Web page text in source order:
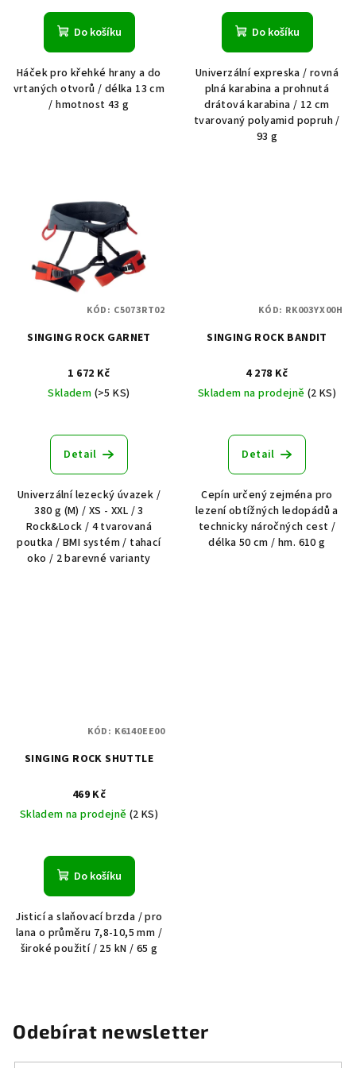
Do košíku
Háček pro křehké hrany a do
vrtaných otvorů / délka 13 cm
/ hmotnost 43 g
Do košíku
Univerzální expreska / rovná
plná karabina a prohnutá
drátová karabina / 12 cm
tvarovaný polyamid popruh /
93 g
SINGING ROCK GARNET
1 672 Kč
Skladem (>5 KS)
Detail
Univerzální lezecký úvazek /
380 g (M) / XS - XXL / 3
Rock&Lock / 4 tvarovaná
poutka / BMI systém / tahací
oko / 2 barevné varianty
KÓD: C5073RT02
SINGING ROCK BANDIT
4 278 Kč
Skladem na prodejně (2 KS)
Detail
Cepín určený zejména pro
lezení obtížných ledopádů a
technicky náročných cest /
délka 50 cm / hm. 610 g
KÓD: RK003YX00H
SINGING ROCK SHUTTLE
469 Kč
Skladem na prodejně (2 KS)
Do košíku
Jisticí a slaňovací brzda / pro
lana o průměru 7,8-10,5 mm /
široké použití / 25 kN / 65 g
KÓD: K6140EE00
Odebírat newsletter